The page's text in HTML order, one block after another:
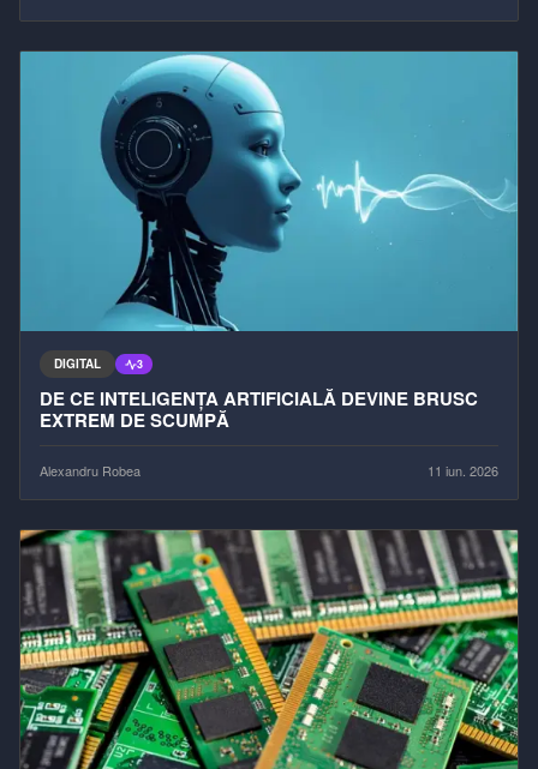
DIGITAL 3
DE CE INTELIGENȚA ARTIFICIALĂ DEVINE BRUSC
EXTREM DE SCUMPĂ
Alexandru Robea 11 iun. 2026